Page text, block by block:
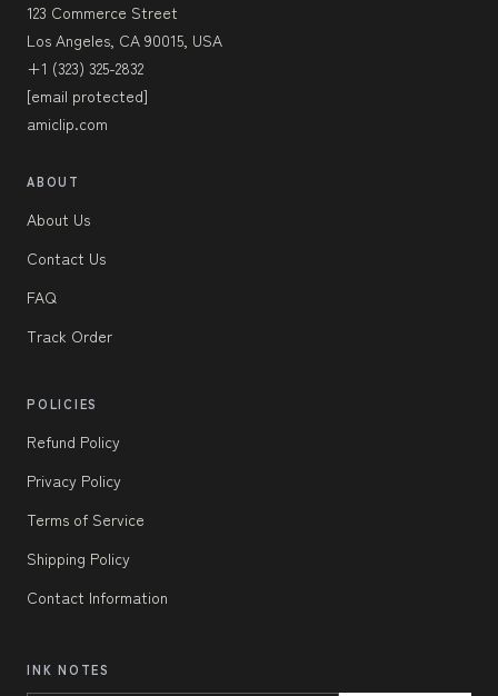
123 Commerce Street
Los Angeles, CA 90015, USA
+1 (323) 325-2832
[email protected]
amiclip.com
ABOUT
About Us
Contact Us
FAQ
Track Order
POLICIES
Refund Policy
Privacy Policy
Terms of Service
Shipping Policy
Contact Information
INK NOTES